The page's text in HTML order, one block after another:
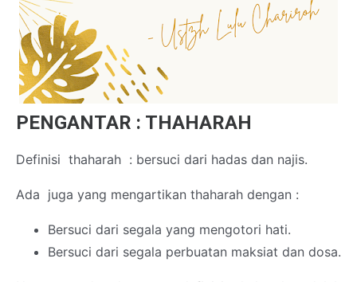
PENGANTAR : THAHARAH
Definisi thaharah : bersuci dari hadas dan najis.
Ada juga yang mengartikan thaharah dengan :
Bersuci dari segala yang mengotori hati.
Bersuci dari segala perbuatan maksiat dan dosa.